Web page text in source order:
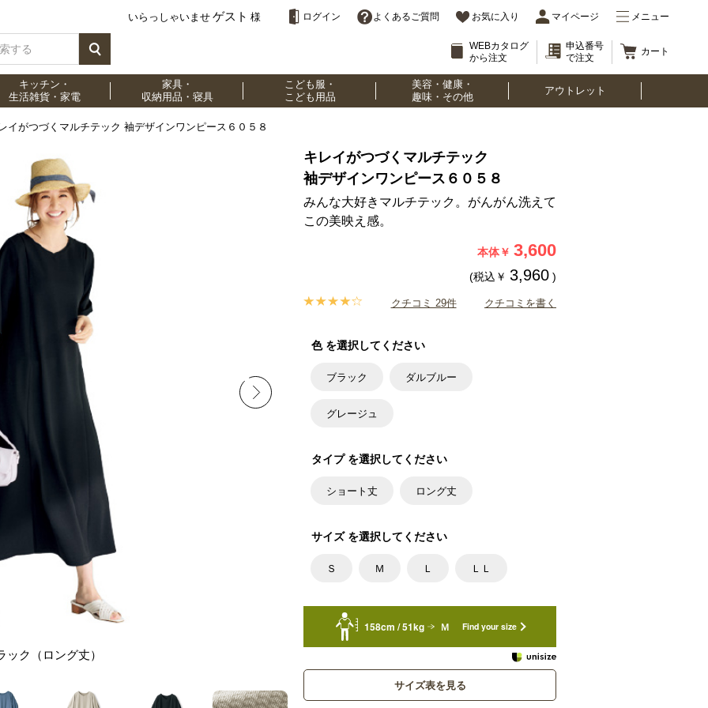
いらっしゃいませ ゲスト 様 ログイン よくあるご質問 お気に入り マイページ メニュー
WEBカタログ
から注文
申込番号
で注文
カート
キッチン・
生活雑貨・家電
家具・
収納用品・寝具
こども服・
こども用品
美容・健康・
趣味・その他
アウトレット
イがつづくマルチテック 袖デザインワンピース６０５８
ック（ロング丈）
キレイがつづくマルチテック
袖デザインワンピース６０５８
みんな大好きマルチテック。がんがん洗えて
この美映え感。
本体￥ 3,600
(税込￥ 3,960 )
クチコミ 29件 クチコミを書く
色 を選択してください
ブラック ダルブルー
グレージュ
タイプ を選択してください
ショート丈 ロング丈
サイズ を選択してください
Ｓ Ｍ Ｌ ＬＬ
158cm / 51kg Ｍ Find your size
サイズ表を見る